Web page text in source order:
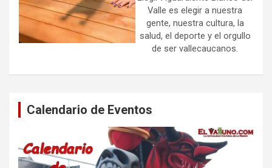
Valle es elegir a nuestra
gente, nuestra cultura, la
salud, el deporte y el orgullo
de ser vallecaucanos.
Calendario de Eventos